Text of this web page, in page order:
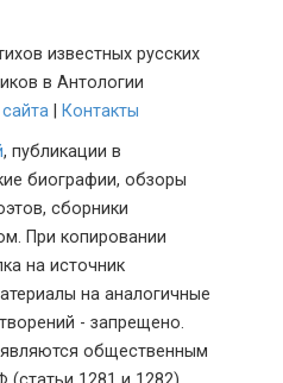
известных русских
в Антологии
Контакты
, публикации в
биографии, обзоры
сборники
При копировании
на источник
на аналогичные
- запрещено.
общественным